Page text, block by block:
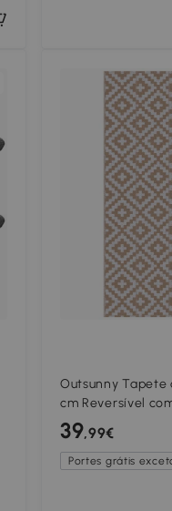
Outsunny Tapete
cm Reversível
Geomátrico para Varanda Pátio
Campismo Prais
39,99€
Portes grátis